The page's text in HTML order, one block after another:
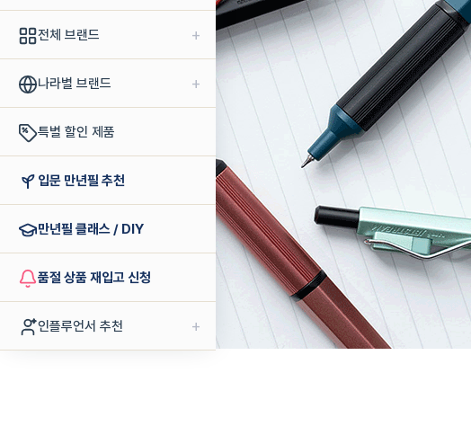
전체 브랜드 +
나라별 브랜드 +
특별 할인 제품
입문 만년필 추천
만년필 클래스 / DIY
품절 상품 재입고 신청
인플루언서 추천 +